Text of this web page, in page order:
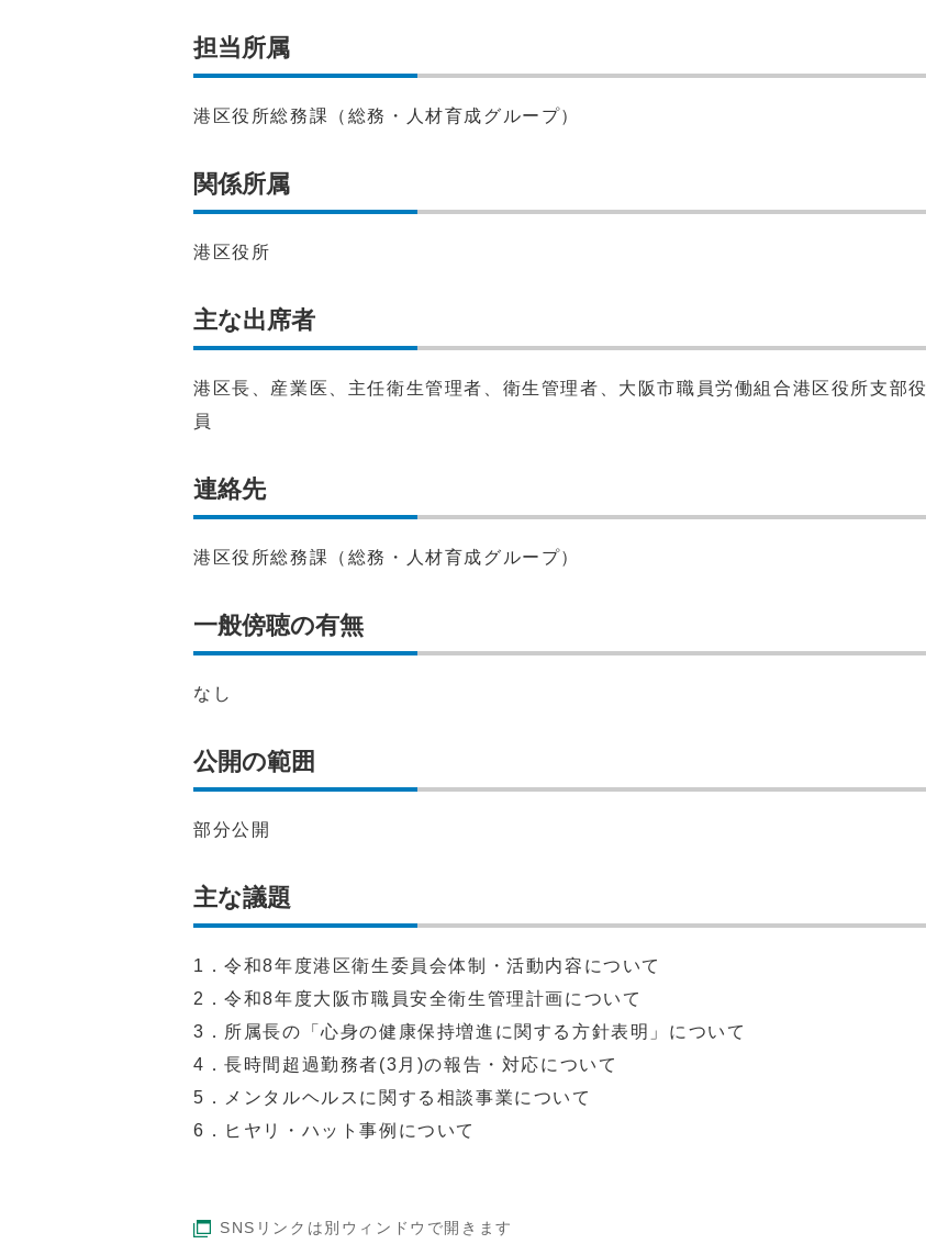
担当所属
港区役所総務課（総務・人材育成グループ）
関係所属
港区役所
主な出席者
港区長、産業医、主任衛生管理者、衛生管理者、大阪市職員労働組合港区役所支部役
員
連絡先
港区役所総務課（総務・人材育成グループ）
一般傍聴の有無
なし
公開の範囲
部分公開
主な議題
1．令和8年度港区衛生委員会体制・活動内容について
2．令和8年度大阪市職員安全衛生管理計画について
3．所属長の「心身の健康保持増進に関する方針表明」について
4．長時間超過勤務者(3月)の報告・対応について
5．メンタルヘルスに関する相談事業について
6．ヒヤリ・ハット事例について
SNSリンクは別ウィンドウで開きます